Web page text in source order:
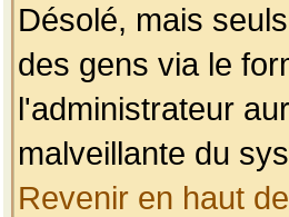
Désolé, mais
des gens via le
l'administrateur
malveillante du
Revenir en haut